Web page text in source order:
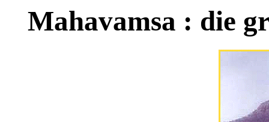
Mahavamsa : die